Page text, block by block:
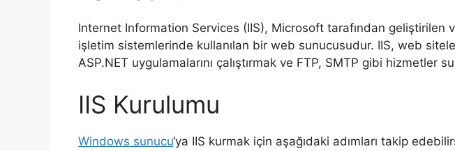
Internet Information Services (IIS), Microsoft tarafından geliştirilen
işletim sistemlerinde kullanılan bir web sunucusudur. IIS, web
ASP.NET uygulamalarını çalıştırmak ve FTP, SMTP gibi hizmetler
IIS Kurulumu
Windows sunucu‘ya IIS kurmak için aşağıdaki adımları takip